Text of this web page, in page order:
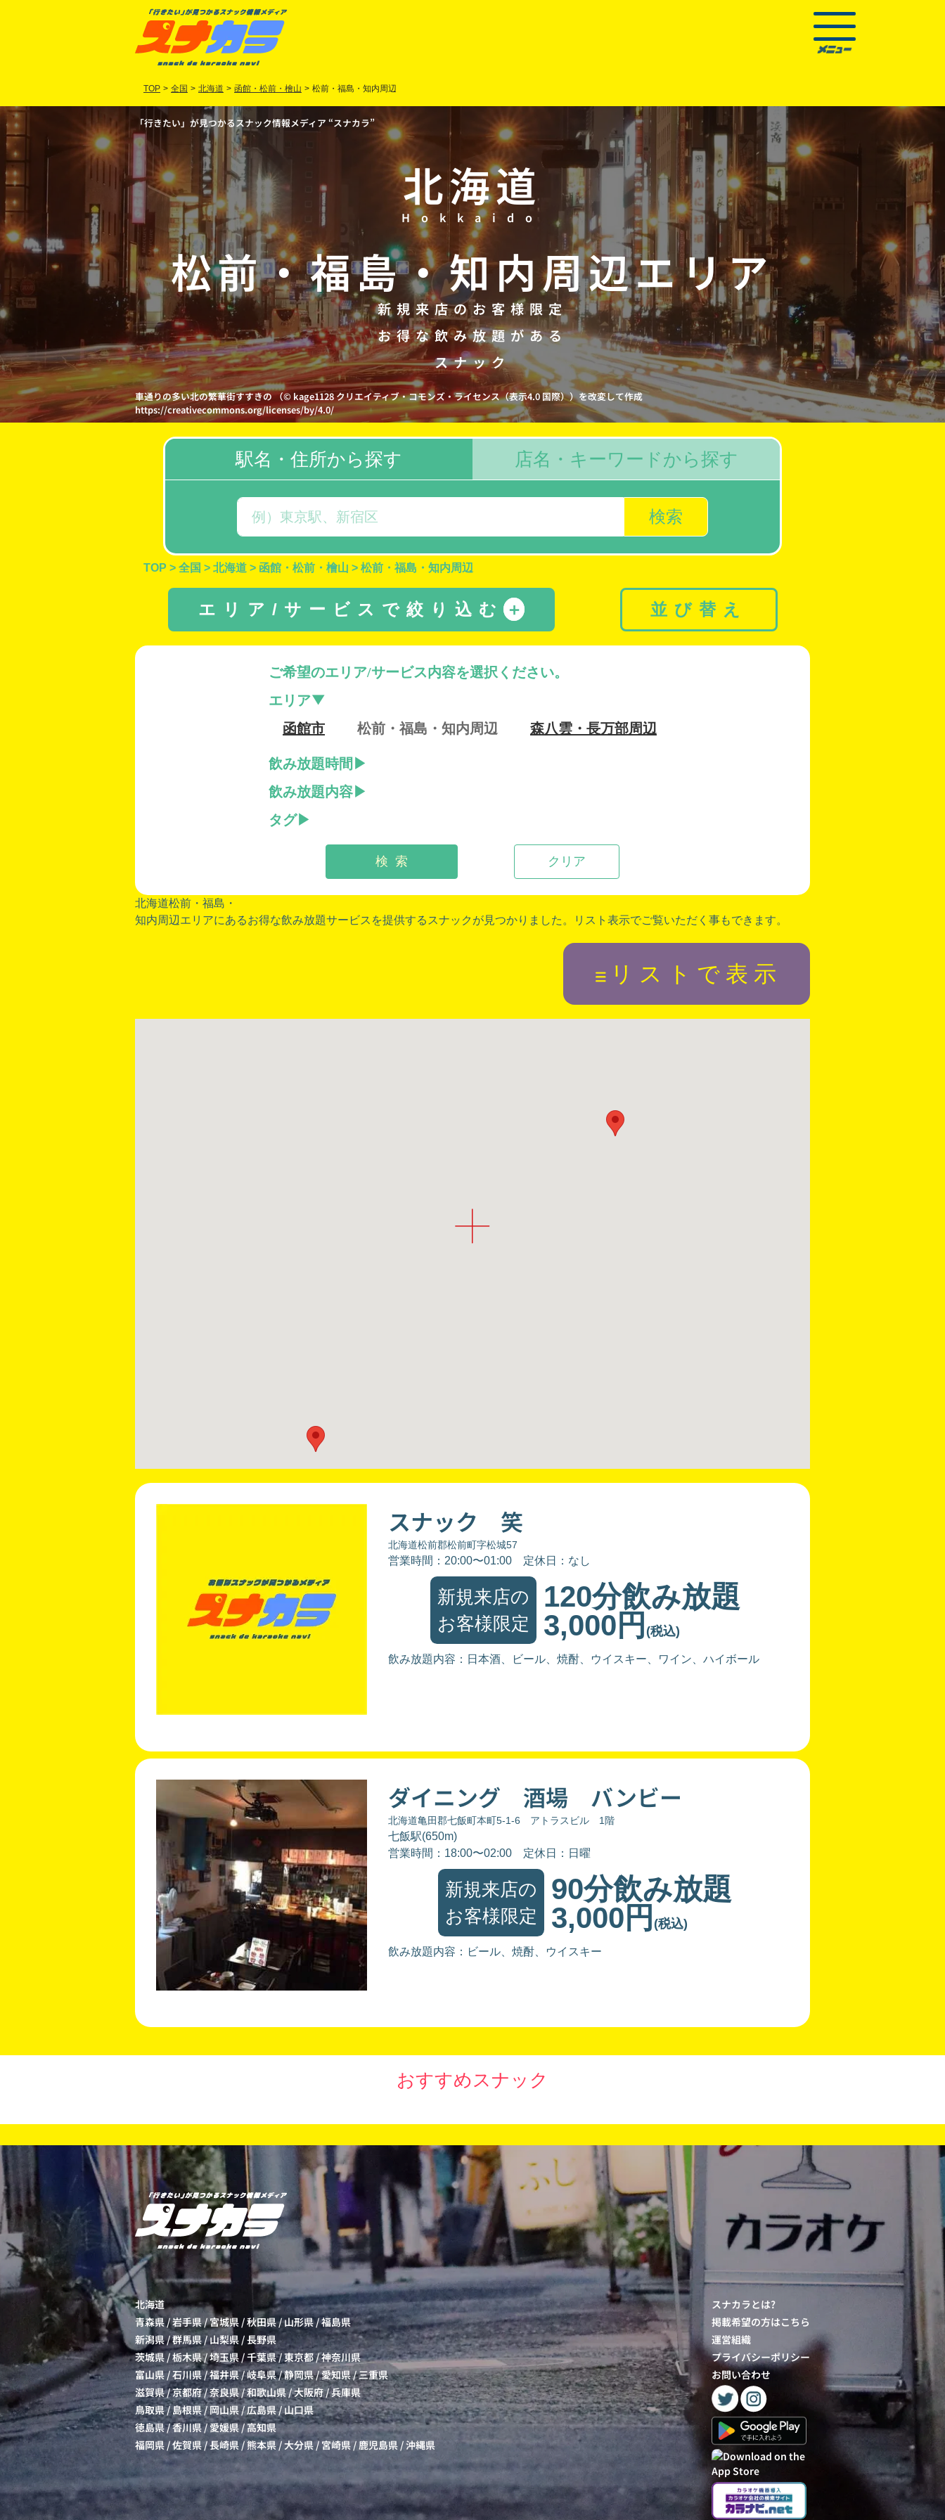
TOP > 全国 > 北海道 > 函館・松前・檜山 > 松前・福島・知内周辺
「行きたい」が見つかるスナック情報メディア “スナカラ”
北海道
Hokkaido
松前・福島・知内周辺エリア
新規来店のお客様限定
お得な飲み放題がある
スナック
車通りの多い北の繁華街すすきの （© kage1128 クリエイティブ・コモンズ・ライセンス（表示4.0 国際））を改変して作成
https://creativecommons.org/licenses/by/4.0/
駅名・住所から探す
検索
店名・キーワードから探す
TOP > 全国 > 北海道 > 函館・松前・檜山 > 松前・福島・知内周辺
エリア/サービスで絞り込む ＋
ご希望のエリア/サービス内容を選択ください。
エリア
函館市
松前・福島・知内周辺 森八雲・長万部周辺
飲み放題時間
飲み放題内容
タグ
クリア
検 索
並び替え
北海道松前・ 福島 ・
知内周辺エリアにあるお得な飲み放題サービスを提供するスナックが見つかりました。リスト表示でご覧いただく事もできます。
リストで表示
スナック 笑
北海道松前郡松前町字松城57
営業時間：20:00〜01:00 定休日：なし
新規来店の
お客様限定
120分飲み放題
3,000円 (税込)
飲み放題内容：日本酒、ビール、焼酎、ウイスキー、ワイン、ハイボール
ダイニング 酒場 バンビー
北海道亀田郡七飯町本町5-1-6 アトラスビル 1階
七飯駅(650m)
営業時間：18:00〜02:00
定休日：日曜
新規来店の
お客様限定
90分飲み放題
3,000円 (税込)
飲み放題内容：ビール、焼酎、ウイスキー
おすすめスナック
北海道
青森県/岩手県/宮城県 /秋田県/山形県/福島県
新潟県/群馬県/山梨県 /長野県
茨城県/栃木県/埼玉県 /千葉県/東京都/神奈川県
富山県/石川県/福井県/岐阜県/静岡県/愛知県/三重県
滋賀県/京都府/奈良県/和歌山県/大阪府/兵庫県
鳥取県/島根県/岡山県/広島県/山口県
徳島県/香川県/愛媛県/高知県
福岡県 /佐賀県/長崎県 /熊本県 /大分県/ 宮崎県/鹿児島県 /沖縄県
スナカラとは?
掲載希望の方はこちら
運営組織
プライバシーポリシー
お問い合わせ